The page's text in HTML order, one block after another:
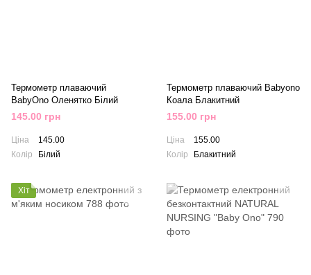
Термометр плаваючий
BabyOno Оленятко Білий
145.00 грн
Ціна
145.00
Колір
Білий
Термометр плаваючий Babyono
Коала Блакитний
155.00 грн
Ціна
155.00
Колір
Блакитний
Хіт